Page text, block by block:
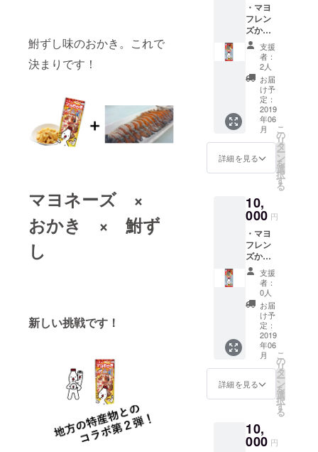
鮒ずし味のおかき。これで
決まりです！
マヨネーズ ×
おかき × 鮒ず
し
新しい挑戦です！
・マヨ
フレン
ズから
の感謝
状 ・鮒
ずし味
マヨお
かき
（２
袋） ・
魚万商
店の鮒
ずし
（小）
支援
者：
2人
お届
け予
定：
2019
年06
月
詳細を見る
こ
の
リ
タ
ー
ン
を
選
択
す
る
10,
000 円
・マヨ
フレン
ズから
の感謝
状 ・鮒
ずし味
マヨお
かき
（４
袋） ・
伊吹薬
草入浴
剤「富
貴美
人」
支援
者：
0人
お届
け予
定：
2019
年06
月
詳細を見る
こ
の
リ
タ
ー
ン
を
選
択
す
る
10,
000 円